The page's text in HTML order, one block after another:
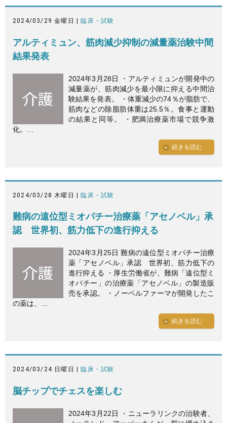
2024/03/29 金曜日 |臨床・試験
アルティミュン、筋肉減少抑制の減量薬治験中間
結果発表
2024年3月28日 ・アルティミュンが開発中の
減量薬が、筋肉減少を最小限に抑える中間治
験結果を発表。 ・体重減少の74％が脂肪で、
筋肉などの除脂肪体重は25.5％。食事と運動
の結果と同等。 ・肥満治療薬市場で競争激
化。…
続きを読む
2024/03/28 木曜日 |臨床・試験
難病の遠位型ミオパチー治療薬「アセノベル」承
認 世界初、筋力低下の進行抑える
2024年3月25日 難病の遠位型ミオパチー治療
薬「アセノベル」承認 世界初、筋力低下の
進行抑える ・厚生労働省が、難病「遠位型ミ
オパチー」の治療薬「アセノベル」の製造販
売を承認。 ・ノーベルファーマが開発したこ
の薬は、…
続きを読む
2024/03/24 日曜日 | 臨床・試験
脳チップでチェスを楽しむ
2024年3月22日 ・ニューラリンクの治験者、